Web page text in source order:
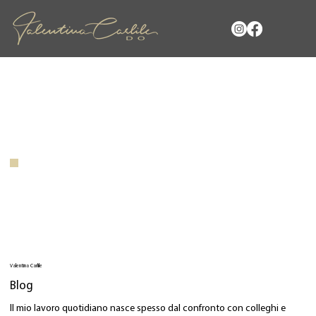
Valentina Carlile
Blog
Il mio lavoro quotidiano nasce spesso dal confronto con colleghi e